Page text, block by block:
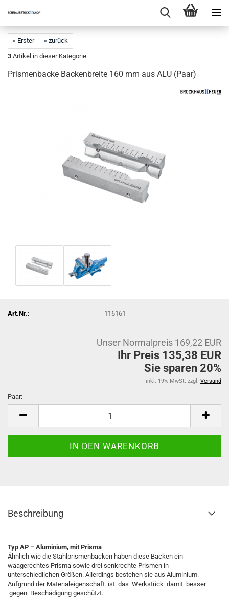
« Erster
« zurück
3 Artikel in dieser Kategorie
Prismenbacke Backenbreite 160 mm aus ALU (Paar)
Art.Nr.: 116161
Unser Normalpreis 169,22 EUR
Ihr Preis 135,38 EUR
Sie sparen 20%
inkl. 19% MwSt. zzgl. Versand
Paar:
Beschreibung
Typ AP – Aluminium, mit Prisma
Ähnlich wie die Stahlprismenbacken haben diese Backen ein
waagerechtes Prisma sowie drei senkrechte Prismen in
unterschiedlichen Größen. Allerdings bestehen sie aus Aluminium.
Aufgrund der Materialeigenschaft ist das Werkstück damit besser
gegen Beschädigung geschützt.